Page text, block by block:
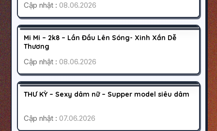
Cập nhật :08.06.2026
800K
HOẠT ĐỘNG
Mi Mi – 2k8 – Lần Đầu Lên Sóng- Xinh Xắn Dễ
Thương
Cập nhật :08.06.2026
1500K
HOẠT ĐỘNG
THƯ KỲ – Sexy dâm nữ – Supper model siêu dâm
Cập nhật :07.06.2026